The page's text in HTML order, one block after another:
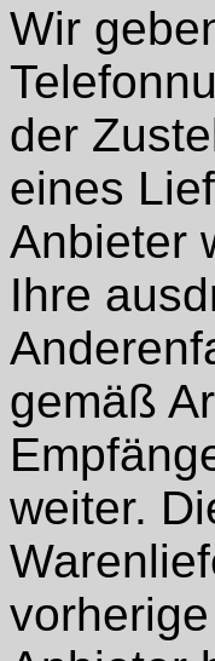
Wir
der
eines
Anbieter
Ihre
gemäß
weiter.